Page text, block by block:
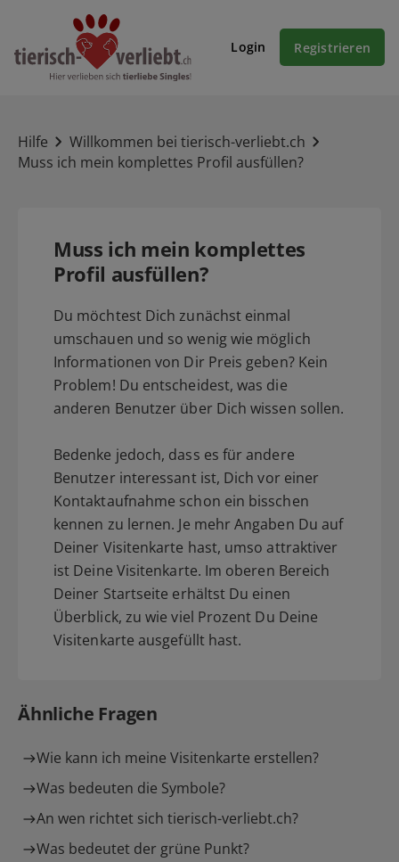
Login Registrieren
Hilfe
Willkommen bei tierisch-verliebt.ch
Muss ich mein komplettes Profil ausfüllen?
Muss ich mein komplettes
Profil ausfüllen?
Du möchtest Dich zunächst einmal
umschauen und so wenig wie möglich
Informationen von Dir Preis geben? Kein
Problem! Du entscheidest, was die
anderen Benutzer über Dich wissen sollen.
Bedenke jedoch, dass es für andere
Benutzer interessant ist, Dich vor einer
Kontaktaufnahme schon ein bisschen
kennen zu lernen. Je mehr Angaben Du auf
Deiner Visitenkarte hast, umso attraktiver
ist Deine Visitenkarte. Im oberen Bereich
Deiner Startseite erhältst Du einen
Überblick, zu wie viel Prozent Du Deine
Visitenkarte ausgefüllt hast.
Ähnliche Fragen
Wie kann ich meine Visitenkarte erstellen?
Was bedeuten die Symbole?
An wen richtet sich tierisch-verliebt.ch?
Was bedeutet der grüne Punkt?